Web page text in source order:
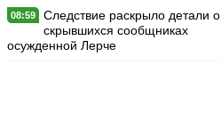
08:59
Следствие раскрыло детали о
скрывшихся сообщниках
осужденной Лерче